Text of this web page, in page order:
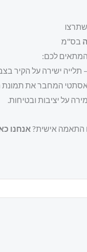
שתרצו
בס"מ
המתאים לכם:
– תלייה ישירה על הקיר
המחבר את תמונת
על יציבות ובטיחות.
התאמה אישית? אנחנו